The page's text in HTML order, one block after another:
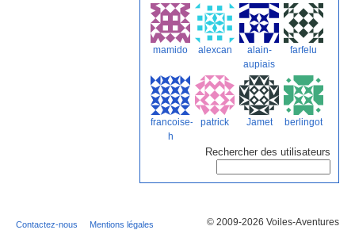
mamido alexcan
alain-
aupiais
farfelu
francoise-
h
patrick Jamet berlingot
Rechercher des utilisateurs
Contactez-nous Mentions légales © 2009-2026 Voiles-Aventures